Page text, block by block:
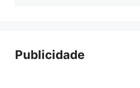
Publicidade